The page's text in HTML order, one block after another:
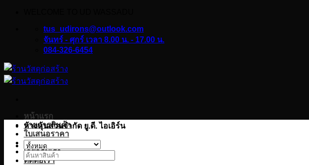
tus_udirons@outlook.com
จันทร์ - ศุกร์ เวลา 8.00 น. - 17.00 น.
084-326-6454
หน้าแรก
รายการสินค้า
ใบเสนอราคา
บทความ
เกี่ยวกับเรา
ติดต่อเรา
ห้างหุ้นส่วนจำกัด ยู.ดี. ไอเอิร์น
ค้นหา: